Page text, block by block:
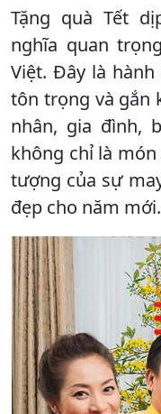
Tặng quà Tết
nghĩa quan
Việt. Đây là
tôn trọng và gắn
nhân, gia đình,
không chỉ là
tượng của sự
đẹp cho năm mới.